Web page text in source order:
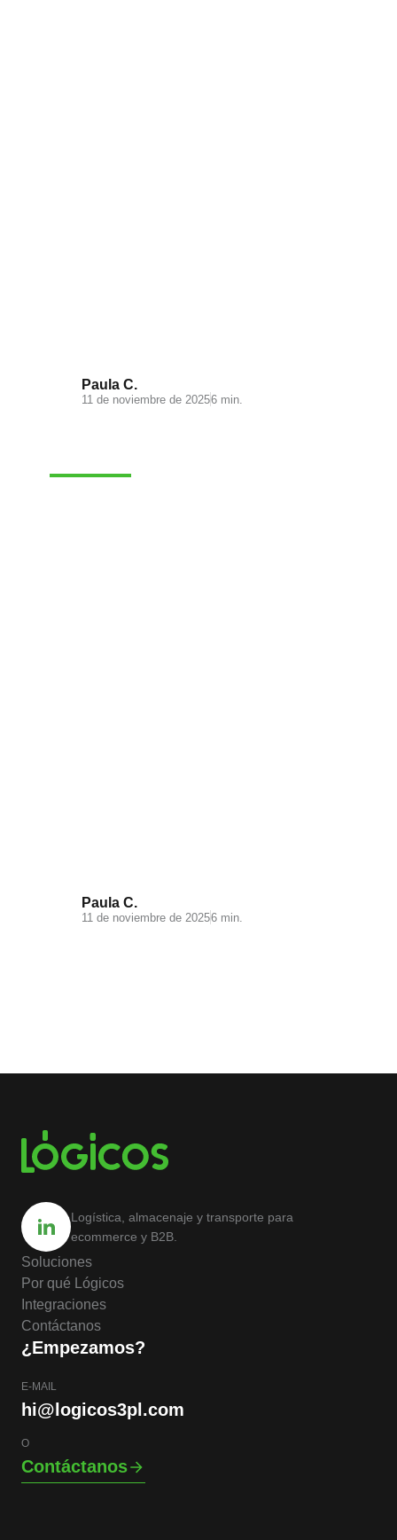
Paula C.
11 de noviembre de 20256 min.
Paula C.
11 de noviembre de 20256 min.
Logística, almacenaje y transporte para
ecommerce y B2B.
Soluciones
Por qué Lógicos
Integraciones
Contáctanos
¿Empezamos?
E-MAIL
hi@logicos3pl.com
O
Contáctanos